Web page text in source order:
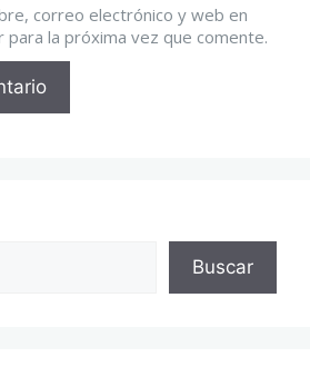
correo electrónico y web en
para la próxima vez que comente.
Buscar